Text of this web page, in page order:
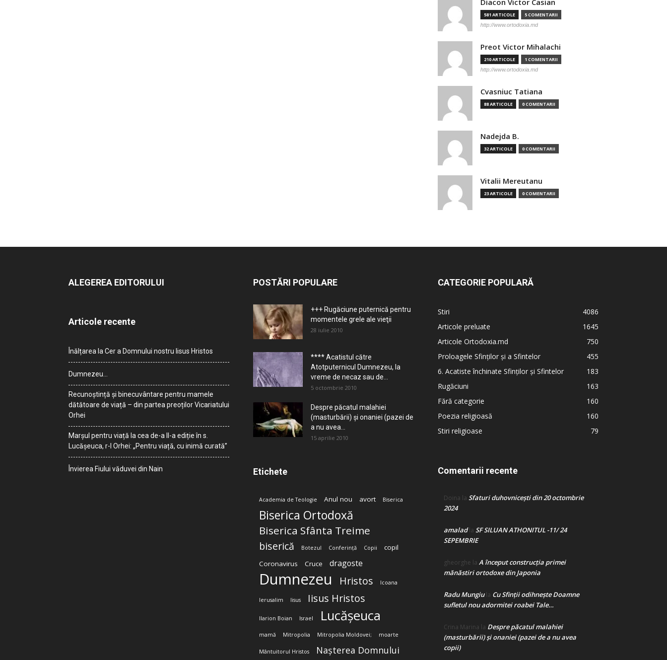
Diacon Victor Casian
581 ARTICOLE 5 COMENTARII
http://www.ortodoxia.md
Preot Victor Mihalachi
210 ARTICOLE 1 COMENTARII
http://www.ortodoxia.md
Cvasniuc Tatiana
88 ARTICOLE 0 COMENTARII
Nadejda B.
32 ARTICOLE 0 COMENTARII
Vitalii Mereutanu
23 ARTICOLE 0 COMENTARII
ALEGEREA EDITORULUI
Articole recente
Înălțarea la Cer a Domnului nostru Iisus Hristos
Dumnezeu…
Recunoștință și binecuvântare pentru mamele
dătătoare de viață – din partea preoților Vicariatului
Orhei
Marșul pentru viață la cea de-a II-a ediție în s.
Lucășeuca, r-l Orhei: „Pentru viață, cu inimă curată”
Învierea Fiului văduvei din Nain
POSTĂRI POPULARE
+++ Rugăciune puternică pentru
momentele grele ale vieţii
28 iulie 2010
**** Acatistul către
Atotputernicul Dumnezeu, la
vreme de necaz sau de...
5 octombrie 2010
Despre păcatul malahiei
(masturbării) şi onaniei (pazei de
a nu avea...
15 aprilie 2010
Etichete
Academia de Teologie Anul nou avort Biserica
Biserica Ortodoxă
Biserica Sfânta Treime
biserică Botezul Conferință Copii
copil
Coronavirus
Cruce dragoste
Dumnezeu Hristos Icoana
Ierusalim Iisus Iisus Hristos
Ilarion Boian Israel Lucășeuca
mamă Mitropolia Mitropolia Moldovei; moarte
Mântuitorul Hristos Nașterea Domnului
CATEGORIE POPULARĂ
Stiri
4086
Articole preluate
1645
Articole Ortodoxia.md
750
Proloagele Sfinților și a Sfintelor
455
6. Acatiste închinate Sfinților și Sfintelor
183
Rugăciuni
163
Fără categorie
160
Poezia religioasă
160
Stiri religioase
79
Comentarii recente
Doina la Sfaturi duhovnicești din 20 octombrie
2024
amaladla SF SILUAN ATHONITUL -11/ 24
SEPEMBRIE
gheorghe la A început construcţia primei
mănăstiri ortodoxe din Japonia
Radu Mungiula Cu Sfinții odihnește Doamne
sufletul nou adormitei roabei Tale…
Crina Marina la Despre păcatul malahiei
(masturbării) şi onaniei (pazei de a nu avea
copii)